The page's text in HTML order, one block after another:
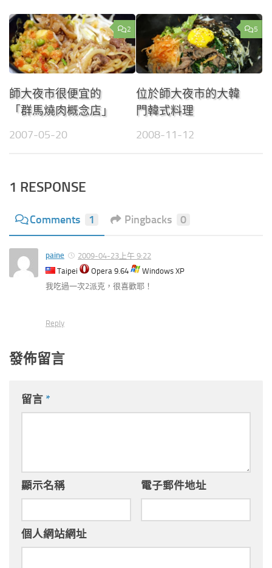
2
師大夜市很便宜的
「群馬燒肉概念店」
2007-05-20
5
位於師大夜市的大韓
門韓式料理
2008-11-12
1 RESPONSE
Comments 1 Pingbacks 0
paine
2009-04-23上午 9:22
Taipei
Opera 9.64
Windows XP
我吃過一次2派克，很喜歡耶！
Reply
發佈留言
留言 *
顯示名稱 電子郵件地址
個人網站網址